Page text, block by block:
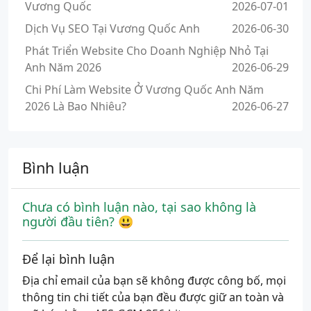
Vương Quốc
2026-07-01
Dịch Vụ SEO Tại Vương Quốc Anh
2026-06-30
Phát Triển Website Cho Doanh Nghiệp Nhỏ Tại
Anh Năm 2026
2026-06-29
Chi Phí Làm Website Ở Vương Quốc Anh Năm
2026 Là Bao Nhiêu?
2026-06-27
Bình luận
Chưa có bình luận nào, tại sao không là
người đầu tiên? 😃
Để lại bình luận
Địa chỉ email của bạn sẽ không được công bố, mọi
thông tin chi tiết của bạn đều được giữ an toàn và